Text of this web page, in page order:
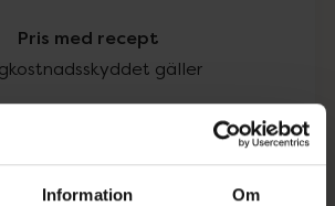
Information Om
Pris med recept
gäller
kr
I apotek:133,67 kr